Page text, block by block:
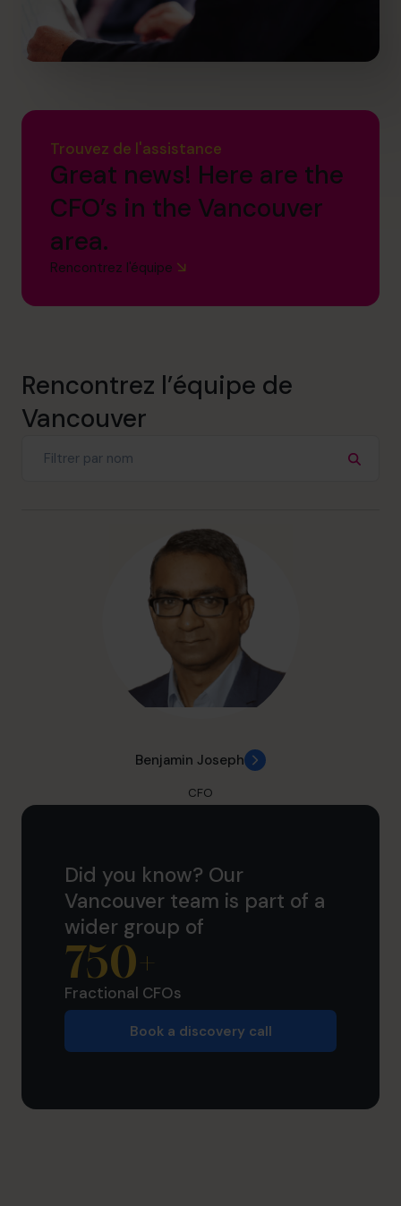
Trouvez de l'assistance
Great news! Here are the
CFO’s in the Vancouver
area.
Rencontrez l'équipe
Rencontrez l’équipe de
Vancouver
Benjamin Joseph
CFO
Did you know? Our
Vancouver team is part of a
wider group of
750+
Fractional CFOs
Book a discovery call